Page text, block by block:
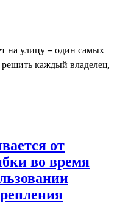
на улицу – один самых
каждый владелец,
от
во время